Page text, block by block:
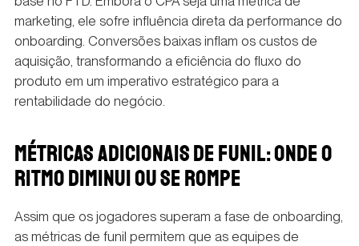
marketing, ele sofre influência direta da performance do
onboarding. Conversões baixas inflam os custos de
aquisição, transformando a eficiência do fluxo do
produto em um imperativo estratégico para a
rentabilidade do negócio.
MÉTRICAS ADICIONAIS DE FUNIL: ONDE O
RITMO DIMINUI OU SE ROMPE
Assim que os jogadores superam a fase de onboarding,
as métricas de funil permitem que as equipes de